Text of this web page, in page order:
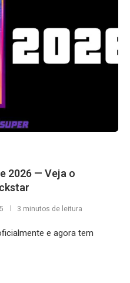
2026 — Veja o
3 minutos de leitura
e agora tem